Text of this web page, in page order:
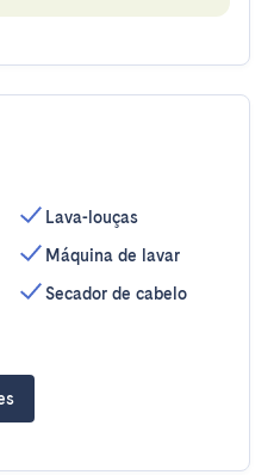
Lava-louças
Máquina de lavar
Secador de cabelo